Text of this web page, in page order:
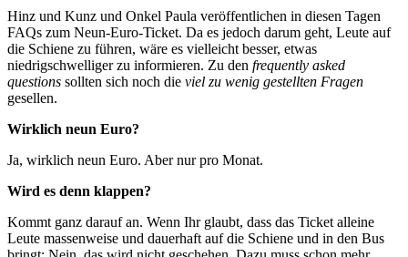
Hinz und Kunz und Onkel Paula veröffentlichen in diesen Tagen
FAQs zum Neun-Euro-Ticket. Da es jedoch darum geht, Leute auf
die Schiene zu führen, wäre es vielleicht besser, etwas
niedrigschwelliger zu informieren. Zu den frequently asked
questions sollten sich noch die viel zu wenig gestellten Fragen
gesellen.
Wirklich neun Euro?
Ja, wirklich neun Euro. Aber nur pro Monat.
Wird es denn klappen?
Kommt ganz darauf an. Wenn Ihr glaubt, dass das Ticket alleine
Leute massenweise und dauerhaft auf die Schiene und in den Bus